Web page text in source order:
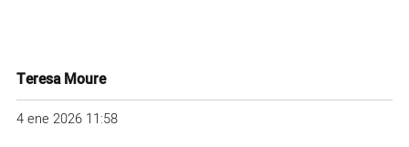
Teresa Moure
4 ene 2026 11:58